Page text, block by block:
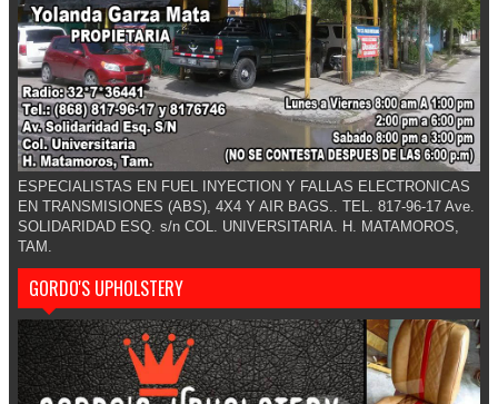
ESPECIALISTAS EN FUEL INYECTION Y FALLAS ELECTRONICAS
EN TRANSMISIONES (ABS), 4X4 Y AIR BAGS.. TEL. 817-96-17 Ave.
SOLIDARIDAD ESQ. s/n COL. UNIVERSITARIA. H. MATAMOROS,
TAM.
GORDO'S UPHOLSTERY